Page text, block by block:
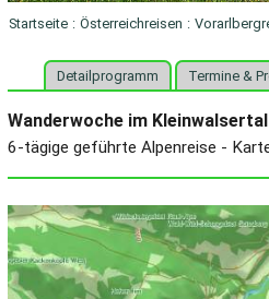
Startseite : Österreichreisen :
Detailprogramm Termine &
Wanderwoche im Kleinwalsertal
6-tägige geführte Alpenreise -